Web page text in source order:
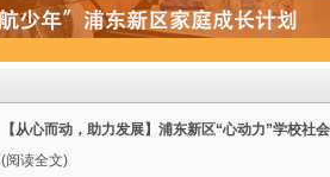
【从心而动，助力发展】浦东新区“心动力”学校社
(阅读全文)